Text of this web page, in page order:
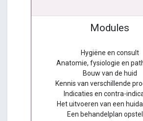
Modules
Hygiëne en consult
Anatomie, fysiologie en
Bouw van de huid
Kennis van verschillende
Indicaties en contra-
Het uitvoeren van een
Een behandelplan